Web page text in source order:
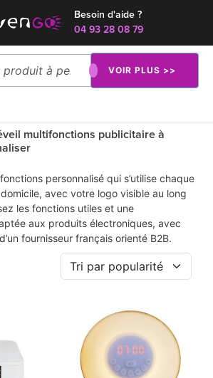
Besoin d'aide ?
04 93 28 08 79
VOIR PLUS >>
multifonctions publicitaire à
personnalisé qui s’utilise chaque
avec votre logo visible au long
les fonctions utiles et une
aux produits électroniques, avec
fournisseur français orienté B2B.